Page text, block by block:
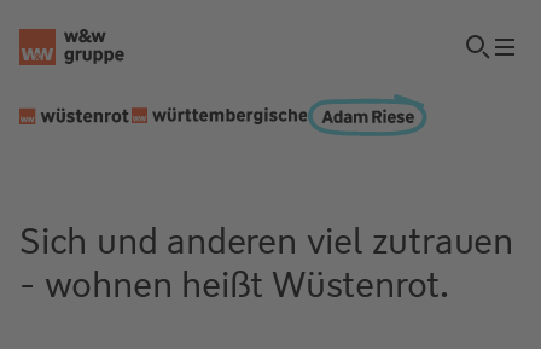
Sich und anderen viel zutrauen
- wohnen heißt Wüstenrot.